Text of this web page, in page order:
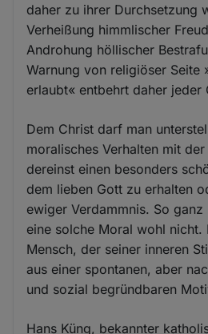
daher zu ihrer Durchsetzung
Verheißung himmlischer
Androhung höllischer
Warnung von religiöser Seite
erlaubt« entbehrt daher jeder
Dem Christ darf man
moralisches Verhalten mit
dereinst einen besonders
dem lieben Gott zu erhalten
ewiger Verdammnis. So
eine solche Moral wohl nicht.
Mensch, der seiner inneren
aus einer spontanen, aber
und sozial begründbaren
Hans Küng, bekannter